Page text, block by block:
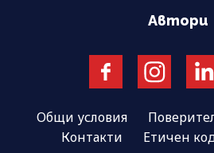
Автори
Общи условия
Контакти
Етичен